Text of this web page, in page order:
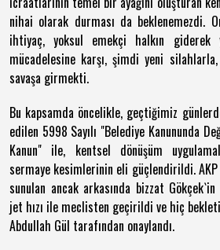
nihai olarak durması da beklenemezdi.
ihtiyaç, yoksul emekçi halkın giderek
mücadelesine karşı, şimdi yeni
savaşa girmekti.
Bu kapsamda öncelikle, geçtiğimiz
edilen 5998 Sayılı "Belediye Kanununda
Kanun" ile, kentsel dönüşüm
sermaye kesimlerinin eli güçlendirildi.
sunulan ancak arkasında bizzat
jet hızı ile meclisten geçirildi ve hiç
Abdullah Gül tarafından onaylandı.